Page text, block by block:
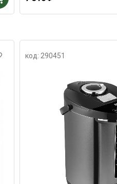
код: 290451